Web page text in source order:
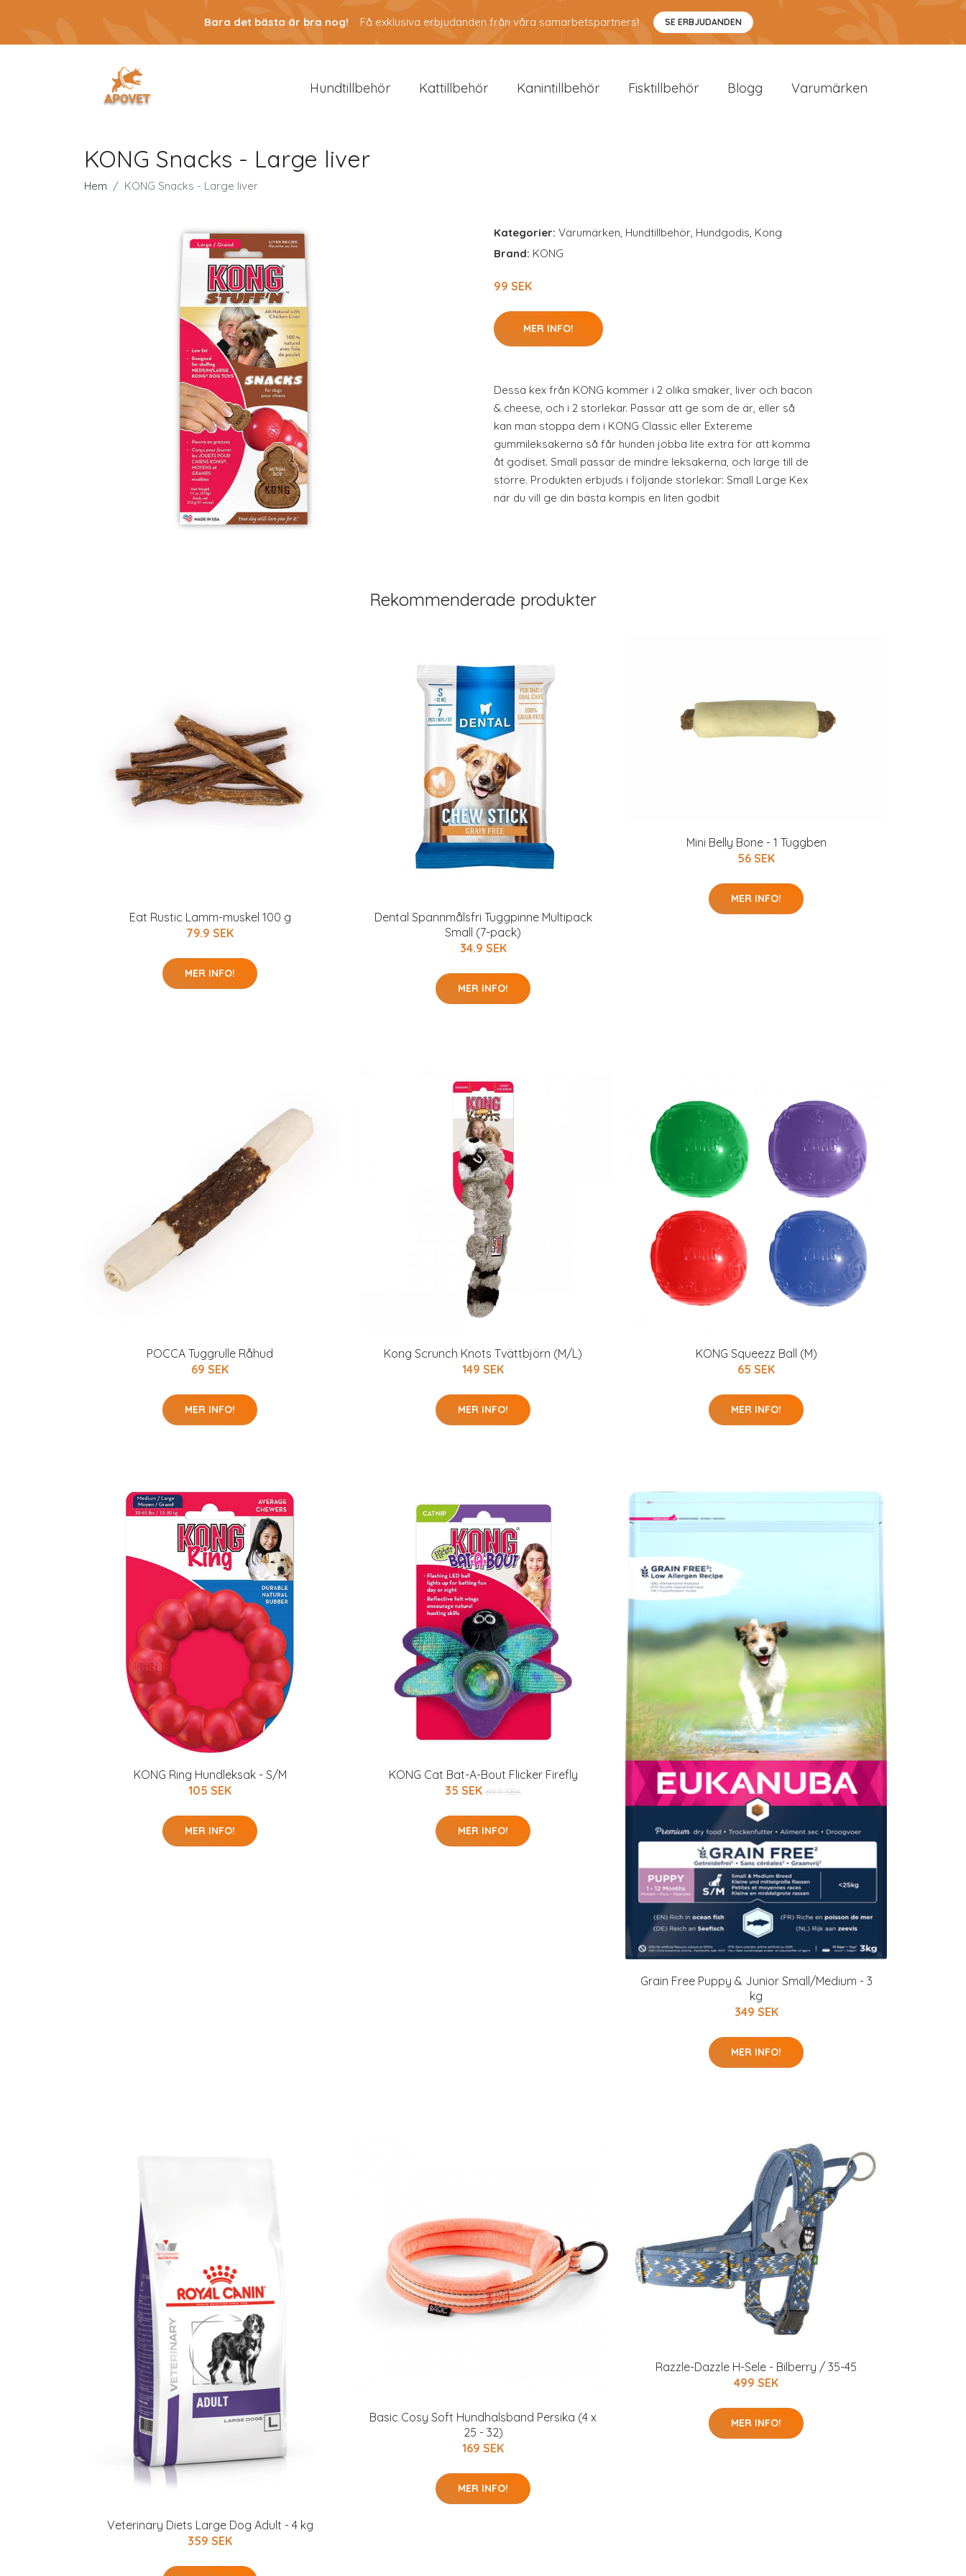
Bara det bästa är bra nog! Få exklusiva erbjudanden från våra samarbetspartners! SE ERBJUDANDEN
Hundtillbehör Kattillbehör Kanintillbehör Fisktillbehör Blogg Varumärken
KONG Snacks - Large liver
Hem KONG Snacks - Large liver
Kategorier: Varumärken, Hundtillbehör, Hundgodis, Kong
Brand: KONG
99 SEK
MER INFO!
Dessa kex från KONG kommer i 2 olika smaker, liver och bacon
& cheese, och i 2 storlekar. Passar att ge som de är, eller så
kan man stoppa dem i KONG Classic eller Extereme
gummileksakerna så får hunden jobba lite extra för att komma
åt godiset. Small passar de mindre leksakerna, och large till de
större. Produkten erbjuds i följande storlekar: Small Large Kex
när du vill ge din bästa kompis en liten godbit
Rekommenderade produkter
Eat Rustic Lamm-muskel 100 g
79.9 SEK
MER INFO!
Dental Spannmålsfri Tuggpinne Multipack
Small (7-pack)
34.9 SEK
MER INFO!
Mini Belly Bone - 1 Tuggben
56 SEK
MER INFO!
POCCA Tuggrulle Råhud
69 SEK
MER INFO!
Kong Scrunch Knots Tvättbjörn (M/L)
149 SEK
MER INFO!
KONG Squeezz Ball (M)
65 SEK
MER INFO!
KONG Ring Hundleksak - S/M
105 SEK
MER INFO!
KONG Cat Bat-A-Bout Flicker Firefly
35 SEK 69.9 SEK
MER INFO!
Grain Free Puppy & Junior Small/Medium - 3
kg
349 SEK
MER INFO!
Veterinary Diets Large Dog Adult - 4 kg
359 SEK
Basic Cosy Soft Hundhalsband Persika (4 x
25 - 32)
169 SEK
MER INFO!
Razzle-Dazzle H-Sele - Bilberry / 35-45
499 SEK
MER INFO!